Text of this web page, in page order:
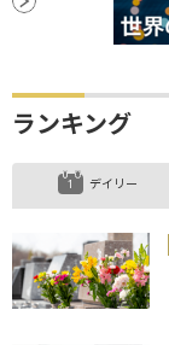
ランキング
デイリー